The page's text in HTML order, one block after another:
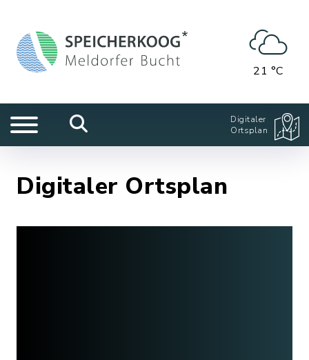
21 °C
Digitaler
Ortsplan
Digitaler Ortsplan